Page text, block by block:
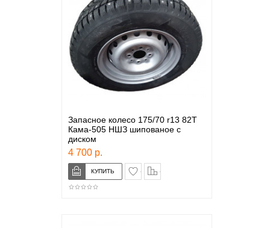
Запасное колесо 175/70 r13 82T
Кама-505 НШЗ шипованое с
диском
4 700 р.
в закладки